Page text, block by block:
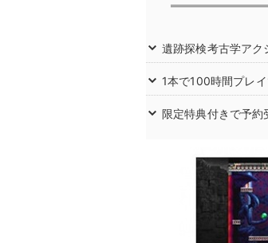
遺跡探検考古学アク
1本で100時間プレイ
限定特典付きで予約